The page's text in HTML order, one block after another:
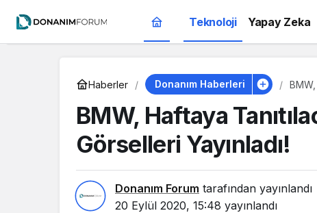
Teknoloji Yapay Zeka
Haberler Donanım Haberleri
BMW, Haftaya
Görselleri Yayınladı!
Donanım Forum tarafından yayınlandı
20 Eylül 2020, 15:48 yayınlandı